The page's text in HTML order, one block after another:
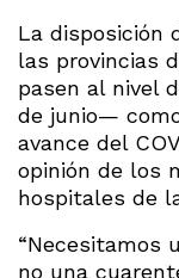
La disposición
las provincias
pasen al nivel
de junio—
avance del
opinión de los
hospitales de
“Necesitamos
no una